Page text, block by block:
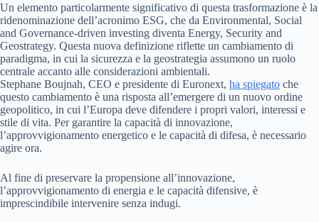
Un elemento particolarmente significativo di questa trasformazione è la
ridenominazione dell’acronimo ESG, che da Environmental, Social
and Governance-driven investing diventa Energy, Security and
Geostrategy. Questa nuova definizione riflette un cambiamento di
paradigma, in cui la sicurezza e la geostrategia assumono un ruolo
centrale accanto alle considerazioni ambientali.
Stephane Boujnah, CEO e presidente di Euronext, ha spiegato che
questo cambiamento è una risposta all’emergere di un nuovo ordine
geopolitico, in cui l’Europa deve difendere i propri valori, interessi e
stile di vita. Per garantire la capacità di innovazione,
l’approvvigionamento energetico e le capacità di difesa, è necessario
agire ora.
Al fine di preservare la propensione all’innovazione,
l’approvvigionamento di energia e le capacità difensive, è
imprescindibile intervenire senza indugi.